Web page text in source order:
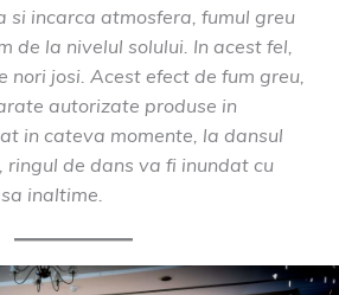
si incarca atmosfera, fumul greu
de la nivelul solului. In acest fel,
nori josi. Acest efect de fum greu,
autorizate produse in
in cateva momente, la dansul
de dans va fi inundat cu
inaltime.